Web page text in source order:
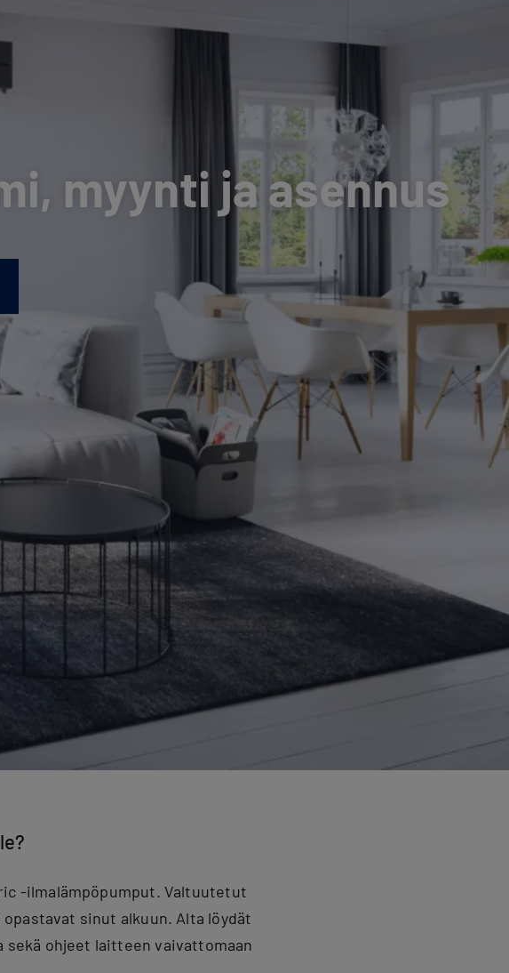
myynti ja asennus
-ilmalämpöpumput. Valtuutetut
sinut alkuun. Alta löydät
sekä ohjeet laitteen vaivattomaan